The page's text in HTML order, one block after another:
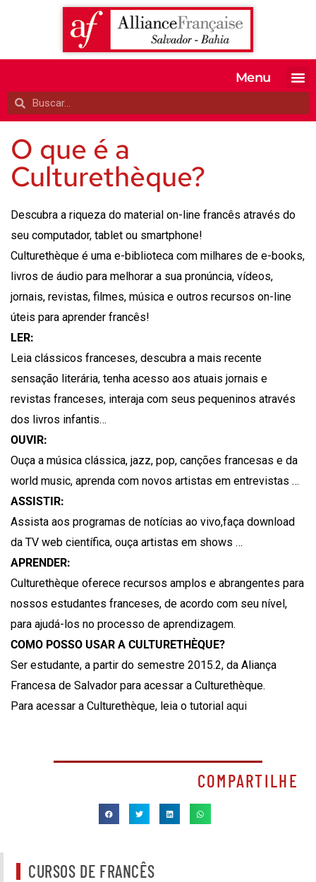
Menu
O que é a
Culturethèque?
Descubra a riqueza do material on-line francês através do
seu computador, tablet ou smartphone!
Culturethèque é uma e-biblioteca com milhares de e-books,
livros de áudio para melhorar a sua pronúncia, vídeos,
jornais, revistas, filmes, música e outros recursos on-line
úteis para aprender francês!
LER:
Leia clássicos franceses, descubra a mais recente
sensação literária, tenha acesso aos atuais jornais e
revistas franceses, interaja com seus pequeninos através
dos livros infantis…
OUVIR:
Ouça a música clássica, jazz, pop, canções francesas e da
world music, aprenda com novos artistas em entrevistas …
ASSISTIR:
Assista aos programas de notícias ao vivo,faça download
da TV web científica, ouça artistas em shows …
APRENDER:
Culturethèque oferece recursos amplos e abrangentes para
nossos estudantes franceses, de acordo com seu nível,
para ajudá-los no processo de aprendizagem.
COMO POSSO USAR A CULTURETHÈQUE?
Ser estudante, a partir do semestre 2015.2, da Aliança
Francesa de Salvador para acessar a Culturethèque.
Para acessar a Culturethèque, leia o tutorial aqui
COMPARTILHE
CURSOS DE FRANCÊS